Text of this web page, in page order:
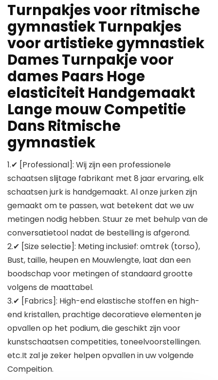
Turnpakjes voor ritmische
gymnastiek Turnpakjes
voor artistieke gymnastiek
Dames Turnpakje voor
dames Paars Hoge
elasticiteit Handgemaakt
Lange mouw Competitie
Dans Ritmische
gymnastiek
1.✔ [Professional]: Wij zijn een professionele
schaatsen slijtage fabrikant met 8 jaar ervaring, elk
schaatsen jurk is handgemaakt. Al onze jurken zijn
gemaakt om te passen, wat betekent dat we uw
metingen nodig hebben. Stuur ze met behulp van de
conversatietool nadat de bestelling is afgerond.
2.✔ [Size selectie]: Meting inclusief: omtrek (torso),
Bust, taille, heupen en Mouwlengte, laat dan een
boodschap voor metingen of standaard grootte
volgens de maattabel.
3.✔ [Fabrics]: High-end elastische stoffen en high-
end kristallen, prachtige decoratieve elementen je
opvallen op het podium, die geschikt zijn voor
kunstschaatsen competities, toneelvoorstellingen.
etc.It zal je zeker helpen opvallen in uw volgende
Compeition.